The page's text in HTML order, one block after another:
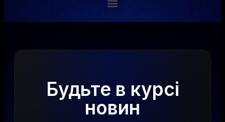
Будьте в курсі
новин